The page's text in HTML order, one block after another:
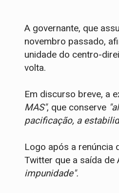
A governante, que
novembro passado,
unidade do centro-
volta.
Em discurso breve, a
MAS", que conserve
pacificação, a
Logo após a renúncia
Twitter que a saída de
impunidade".